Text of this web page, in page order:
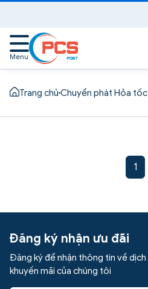
Menu
Trang chủChuyển phát Hỏa tốc
1
Đăng ký nhận ưu đãi
Đăng ký để nhận thông tin về
khuyến mãi của chúng tôi